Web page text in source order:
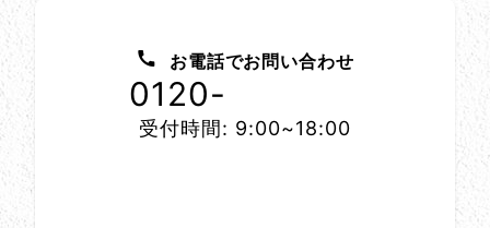
お電話でお問い合わせ
0120-
受付時間: 9:00~18:00